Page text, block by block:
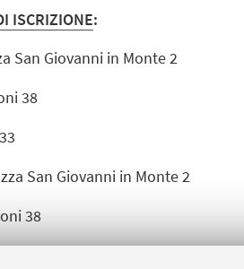
ISCRIZIONE:
San Giovanni in Monte 2
38
San Giovanni in Monte 2
38